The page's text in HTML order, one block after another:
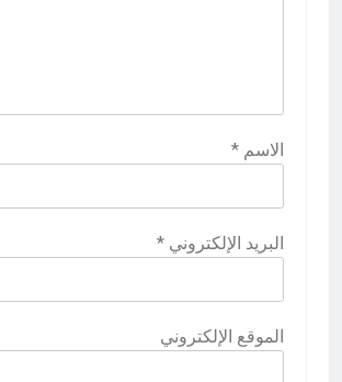
الاسم *
البريد الإلكتروني *
الموقع الإلكتروني